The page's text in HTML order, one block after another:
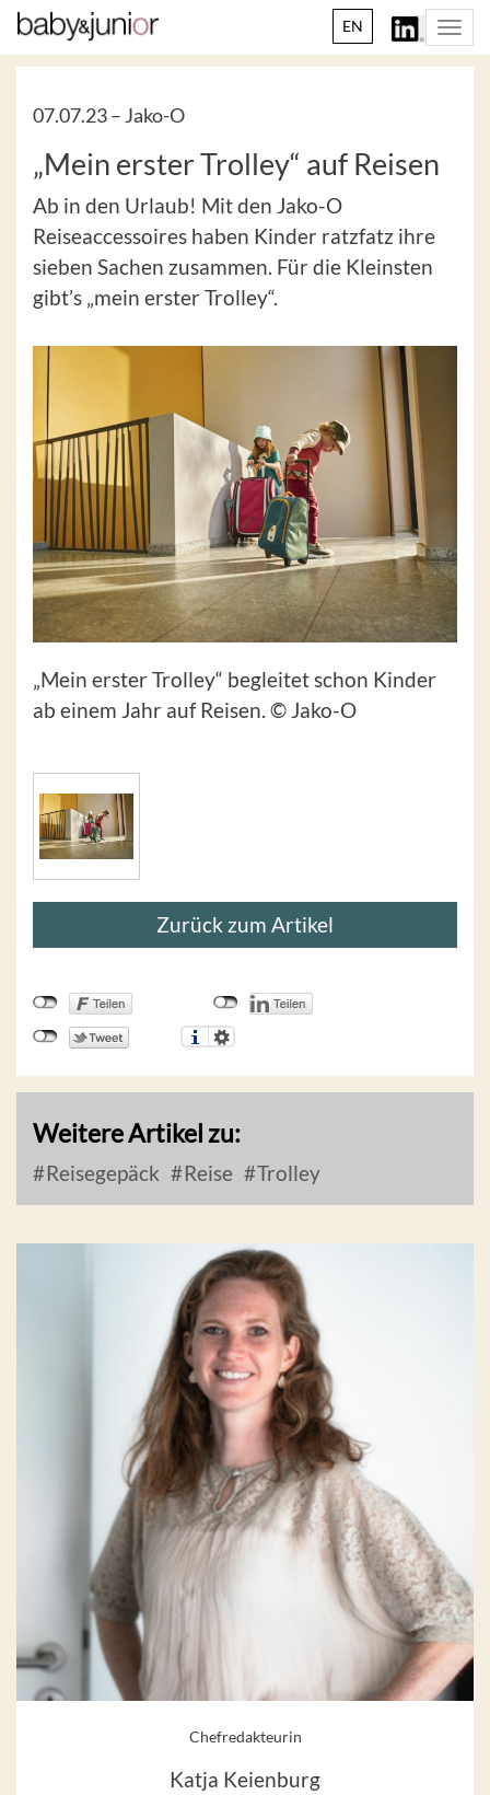
EN
07.07.23 – Jako-O
„Mein erster Trolley“ auf Reisen
Ab in den Urlaub! Mit den Jako-O
Reiseaccessoires haben Kinder ratzfatz ihre
sieben Sachen zusammen. Für die Kleinsten
gibt’s „mein erster Trolley“.
„Mein erster Trolley“ begleitet schon Kinder
ab einem Jahr auf Reisen. © Jako-O
Zurück zum Artikel
Weitere Artikel zu:
Reisegepäck Reise Trolley
Chefredakteurin
Katja Keienburg